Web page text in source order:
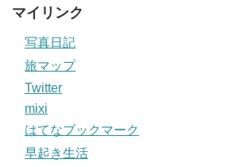
マイリンク
写真日記
旅マップ
Twitter
mixi
はてなブックマーク
早起き生活